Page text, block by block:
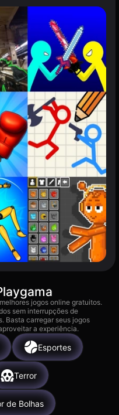
jogos online gratuitos.
sem interrupções de
Basta carregar seus jogos
a experiência.
Esportes
Terror
de Bolhas